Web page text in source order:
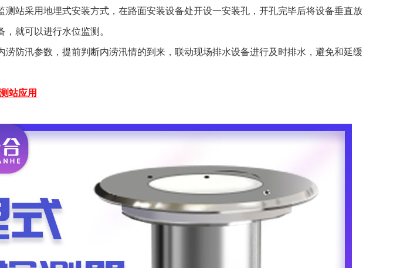
测站采用地埋式安装方式，在路面安装设备处开设一安装孔，开孔完毕后将设备垂直放
就可以进行水位监测。
涝防汛参数，提前判断内涝汛情的到来，联动现场排水设备进行及时排水，避免和延缓
站应用